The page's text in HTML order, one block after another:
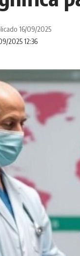
2025 12:36
16/09/2025